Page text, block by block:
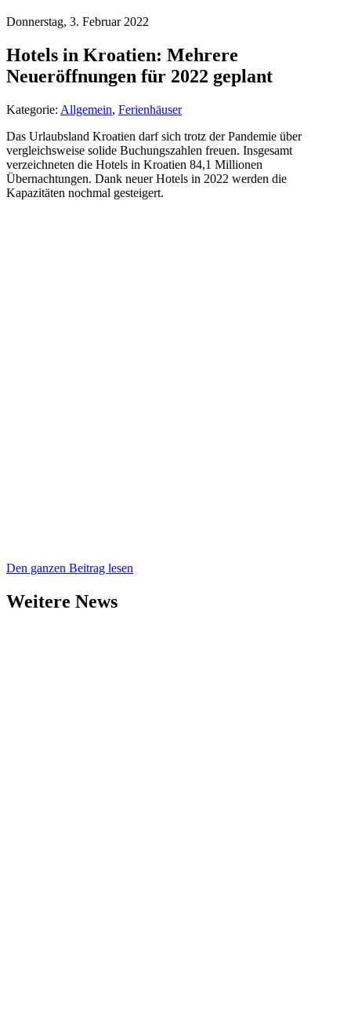
Donnerstag, 3. Februar 2022
Hotels in Kroatien: Mehrere
Neueröffnungen für 2022 geplant
Kategorie: Allgemein, Ferienhäuser
Das Urlaubsland Kroatien darf sich trotz der Pandemie über
vergleichsweise solide Buchungszahlen freuen. Insgesamt
verzeichneten die Hotels in Kroatien 84,1 Millionen
Übernachtungen. Dank neuer Hotels in 2022 werden die
Kapazitäten nochmal gesteigert.
Den ganzen Beitrag lesen
Weitere News